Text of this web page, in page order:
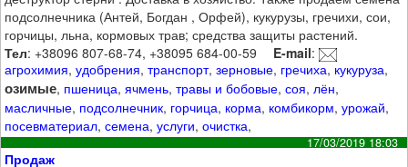
подсолнечника (Антей, Богдан , Орфей), кукурузы, гречихи, сои,
горчицы, льна, кормовых трав; средства защиты растений.
Тел: +38096 807-68-74, +38095 684-00-59 E-mail:
агрохимия,удобрения,транспорт,зерновые, гречиха, кукуруза,
озимые, пшеница,ячмень,травы и бобовые,соя, лён,
масличные, подсолнечник, горчица, корма, комбикорм,урожай,
посевматериал,семена,услуги,очистка,
17/03/2019 18:03
Продаж